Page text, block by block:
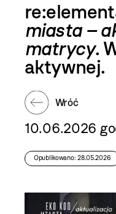
miasta –
matrycy.
aktywnej.
Wróć
10.06.2026
Opublikowano: 28.05.2026